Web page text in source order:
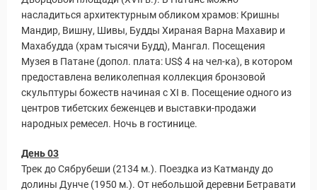
насладиться архитектурным обликом храмов: Кришны
Мандир, Вишну, Шивы, Будды Хираная Варна Махавир и
Махабудда (храм тысячи Будд), Мангал. Посещения
Музея в Патане (допол. плата: US$ 4 на чел-ка), в котором
предоставлена великолепная коллекция бронзовой
скульптуры божеств начиная с XI в. Посещение одного из
центров тибетских беженцев и выставки-продажи
народных ремесел. Ночь в гостинице.
День 03
Трек до Сябрубеши (2134 м.). Поездка из Катманду до
долины Дунче (1950 м.). От небольшой деревни Бетравати